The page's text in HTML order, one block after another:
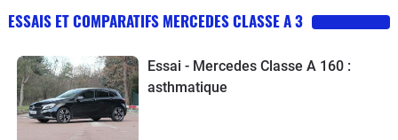
ESSAIS ET COMPARATIFS MERCEDES CLASSE A 3
Essai - Mercedes Classe A 160 :
asthmatique